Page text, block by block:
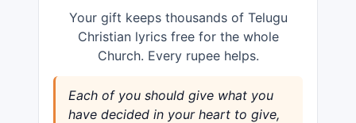
Your gift keeps thousands of Telugu
Christian lyrics free for the whole
Church. Every rupee helps.
Each of you should give what you
have decided in your heart to give,